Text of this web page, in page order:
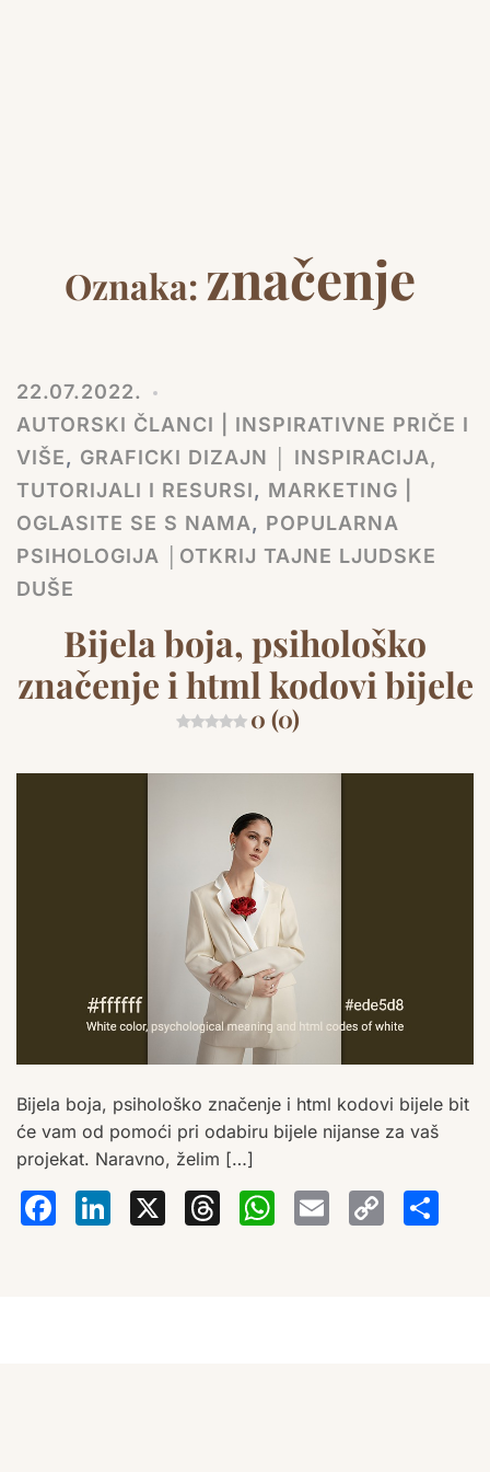
Oznaka: značenje
22.07.2022.
AUTORSKI ČLANCI | INSPIRATIVNE PRIČE I
VIŠE, GRAFICKI DIZAJN │ INSPIRACIJA,
TUTORIJALI I RESURSI, MARKETING |
OGLASITE SE S NAMA, POPULARNA
PSIHOLOGIJA │OTKRIJ TAJNE LJUDSKE
DUŠE
Bijela boja, psihološko
značenje i html kodovi bijele
0 (0)
Bijela boja, psihološko značenje i html kodovi bijele bit
će vam od pomoći pri odabiru bijele nijanse za vaš
projekat. Naravno, želim […]
Facebook
LinkedIn
X Threads
Email